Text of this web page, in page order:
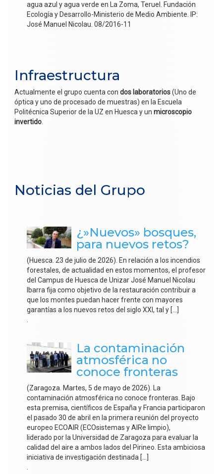
agua azul y agua verde en La Zoma, Teruel. Fundación
Ecología y Desarrollo-Ministerio de Medio Ambiente. IP:
José Manuel Nicolau. 08/2016-11
Infraestructura
Actualmente el grupo cuenta con dos laboratorios(Uno de
óptica y uno de procesado de muestras) en la Escuela
Politécnica Superior de la UZ en Huesca y un microscopio
invertido
Noticias del Grupo
¿»Nuevos» bosques,
para nuevos retos?
(Huesca. 23 de julio de 2026). En relación a los incendios
forestales, de actualidad en estos momentos, el profesor
del Campus de Huesca de Unizar José Manuel Nicolau
Ibarra fija como objetivo de la restauración contribuir a
que los montes puedan hacer frente con mayores
garantías a los nuevos retos del siglo XXI, tal y […]
La contaminación
atmosférica no
conoce fronteras
(Zaragoza. Martes, 5 de mayo de 2026). La
contaminación atmosférica no conoce fronteras. Bajo
esta premisa, científicos de España y Francia participaron
el pasado 30 de abril en la primera reunión del proyecto
europeo ECOAIR (ECOsistemas y AIRe limpio),
liderado por la Universidad de Zaragoza para evaluar la
calidad del aire a ambos lados del Pirineo. Esta ambiciosa
iniciativa de investigación destinada […]